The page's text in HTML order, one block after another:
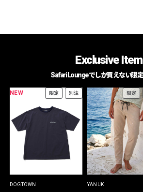
Exclusive Item
Safari Loungeでしか買えない限
NEW 限定 別注
DOGTOWN
限定
YANUK